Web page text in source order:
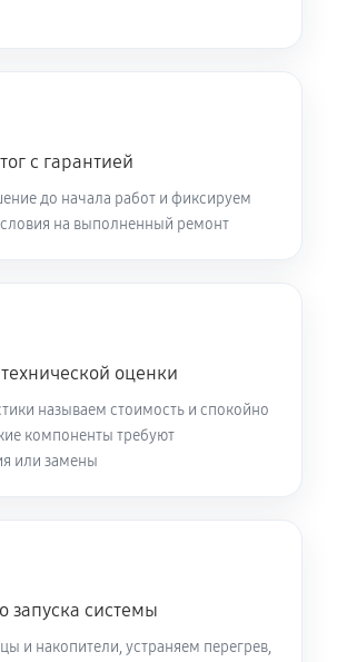
с гарантией
до начала работ и фиксируем
на выполненный ремонт
оценки
называем стоимость и спокойно
компоненты требуют
или замены
запуска системы
и накопители, устраняем перегрев,